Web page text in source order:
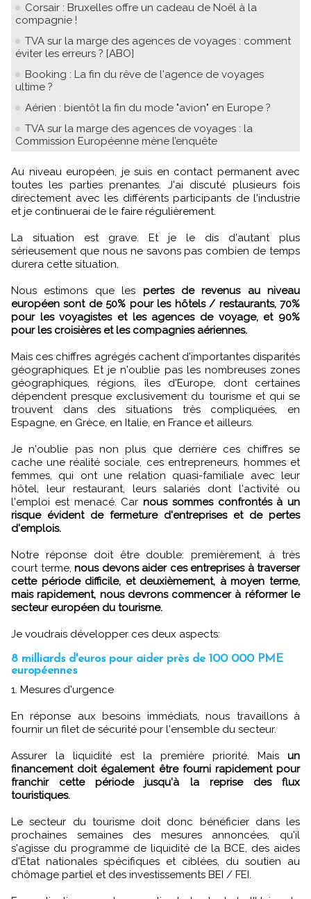
Corsair : Bruxelles offre un cadeau de Noël à la
compagnie !
TVA sur la marge des agences de voyages : comment
éviter les erreurs ? [ABO]
Booking : La fin du rêve de l'agence de voyages
ultime ?
Aérien : bientôt la fin du mode "avion" en Europe ?
TVA sur la marge des agences de voyages : la
Commission Européenne mène l’enquête
Au niveau européen, je suis en contact permanent avec
toutes les parties prenantes. J'ai discuté plusieurs fois
directement avec les différents participants de l'industrie
et je continuerai de le faire régulièrement.
La situation est grave. Et je le dis d'autant plus
sérieusement que nous ne savons pas combien de temps
durera cette situation.
Nous estimons que les pertes de revenus au niveau
européen sont de 50% pour les hôtels / restaurants, 70%
pour les voyagistes et les agences de voyage, et 90%
pour les croisières et les compagnies aériennes.
Mais ces chiffres agrégés cachent d'importantes disparités
géographiques. Et je n'oublie pas les nombreuses zones
géographiques, régions, îles d'Europe, dont certaines
dépendent presque exclusivement du tourisme et qui se
trouvent dans des situations très compliquées, en
Espagne, en Grèce, en Italie, en France et ailleurs.
Je n'oublie pas non plus que derrière ces chiffres se
cache une réalité sociale, ces entrepreneurs, hommes et
femmes, qui ont une relation quasi-familiale avec leur
hôtel, leur restaurant, leurs salariés dont l'activité ou
l'emploi est menacé. Car nous sommes confrontés à un
risque évident de fermeture d'entreprises et de pertes
d'emplois.
Notre réponse doit être double: premièrement, à très
court terme, nous devons aider ces entreprises à traverser
cette période difficile, et deuxièmement, à moyen terme,
mais rapidement, nous devrons commencer à réformer le
secteur européen du tourisme.
Je voudrais développer ces deux aspects:
8 milliards d'euros pour aider près de 100 000 PME
européennes
1. Mesures d'urgence
En réponse aux besoins immédiats, nous travaillons à
fournir un filet de sécurité pour l'ensemble du secteur.
Assurer la liquidité est la première priorité. Mais un
financement doit également être fourni rapidement pour
franchir cette période jusqu'à la reprise des flux
touristiques.
Le secteur du tourisme doit donc bénéficier dans les
prochaines semaines des mesures annoncées, qu'il
s'agisse du programme de liquidité de la BCE, des aides
d'État nationales spécifiques et ciblées, du soutien au
chômage partiel et des investissements BEI / FEI.